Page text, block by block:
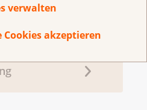
verwalten
akzeptieren